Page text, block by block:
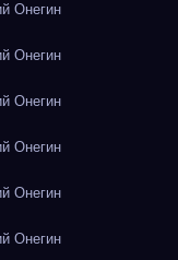
Онегин
Онегин
Онегин
Онегин
Онегин
Онегин